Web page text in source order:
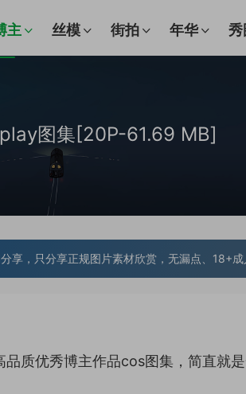
主 丝模 街拍 年华 秀
图集[20P-61.69 MB]
享，只分享正规图片素材欣赏，无漏点、18+
质优秀博主作品cos图集，简直就